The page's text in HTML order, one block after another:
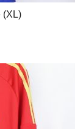
(XL)